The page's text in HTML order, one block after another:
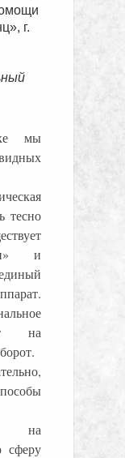
г.
мы
тесно
и
на
на
сферу